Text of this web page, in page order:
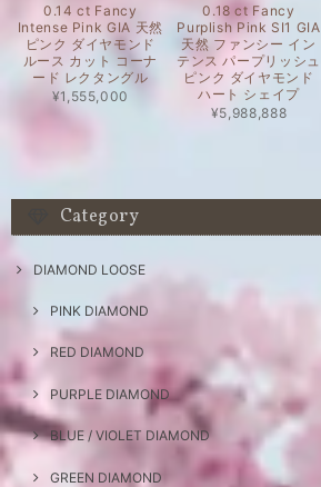
0.14 ct Fancy
Intense Pink GIA 天然
ピンク ダイヤモンド
ルース カット コーナ
ード レクタングル
¥1,555,000
0.18 ct Fancy
Purplish Pink SI1 GIA
天然 ファンシー イン
テンス パープリッシュ
ピンク ダイヤモンド
ハート シェイプ
¥5,988,888
Category
DIAMOND LOOSE
PINK DIAMOND
RED DIAMOND
PURPLE DIAMOND
BLUE / VIOLET DIAMOND
GREEN DIAMOND